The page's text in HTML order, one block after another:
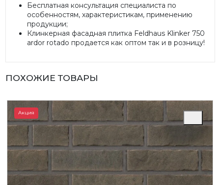
Бесплатная консультация специалиста по
особенностям, характеристикам, применению
продукции;
Клинкерная фасадная плитка Feldhaus Klinker 750
ardor rotado продается как оптом так и в розницу!
ПОХОЖИЕ ТОВАРЫ
Акция